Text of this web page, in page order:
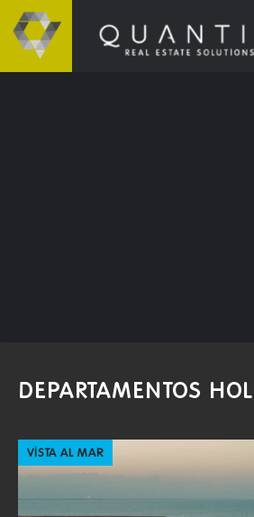
DEPARTAMENTOS
VISTA AL MAR